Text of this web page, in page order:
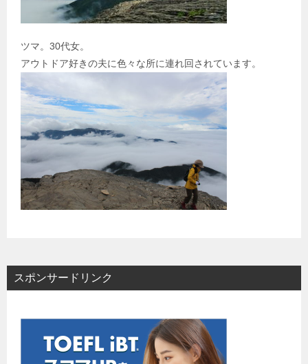
ツマ。30代女。
アウトドア好きの夫に色々な所に連れ回されています。
スポンサードリンク